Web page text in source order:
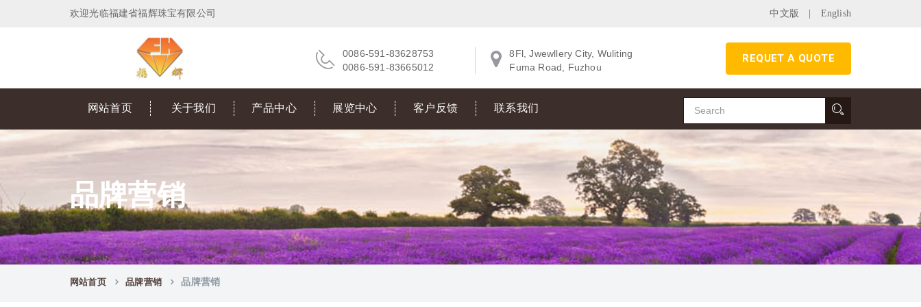
欢迎光临福建省福辉珠宝有限公司 中文版 English
8Fl, Jwewllery City, Wuliting
Fuma Road, Fuzhou
0086-591-83628753
0086-591-83665012
REQUET A QUOTE
网站首页 关于我们 产品中心 展览中心 客户反馈 联系我们
品牌营销
网站首页 品牌营销 品牌营销